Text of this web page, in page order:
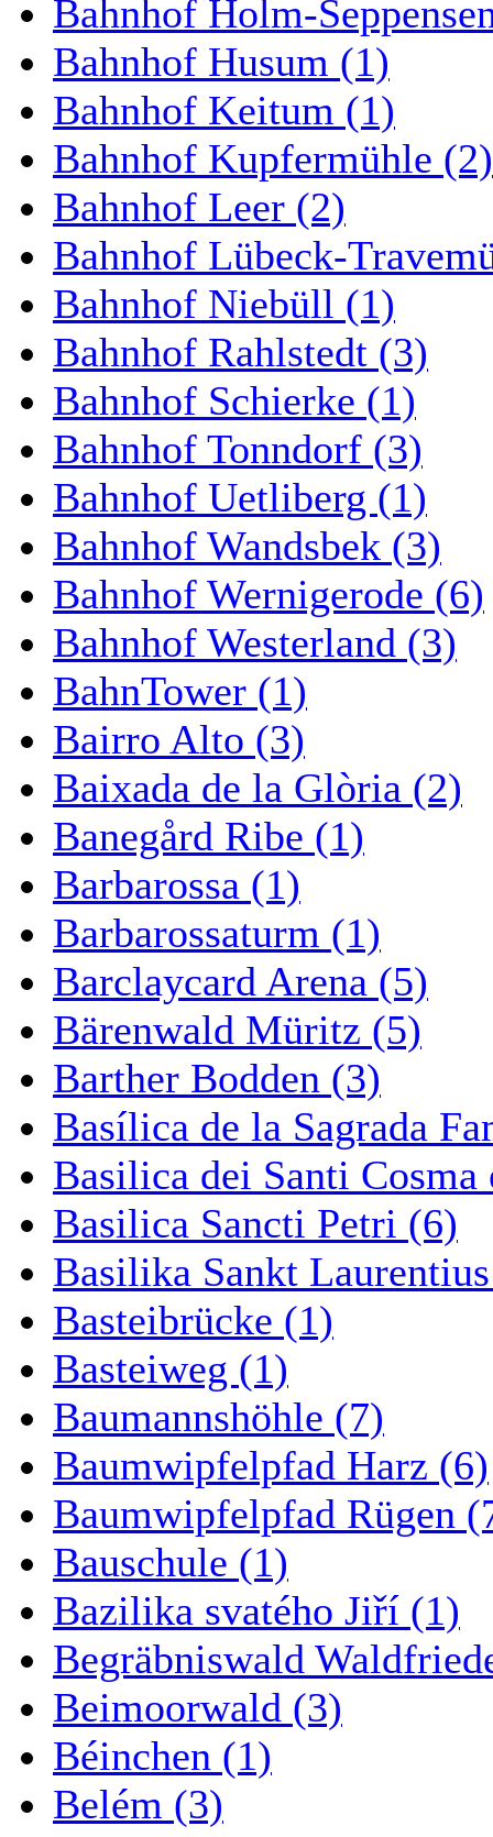
Bahnhof Holm-
Bahnhof Husum (1)
Bahnhof Keitum (1)
Bahnhof Kupfermühle (2)
Bahnhof Leer (2)
Bahnhof Lübeck-
Bahnhof Niebüll (1)
Bahnhof Rahlstedt (3)
Bahnhof Schierke (1)
Bahnhof Tonndorf (3)
Bahnhof Uetliberg (1)
Bahnhof Wandsbek (3)
Bahnhof Wernigerode (6)
Bahnhof Westerland (3)
BahnTower (1)
Bairro Alto (3)
Baixada de la Glòria (2)
Banegård Ribe (1)
Barbarossa (1)
Barbarossaturm (1)
Barclaycard Arena (5)
Bärenwald Müritz (5)
Barther Bodden (3)
Basílica de la Sagrada
Basilica dei Santi
Basilica Sancti Petri (6)
Basilika Sankt
Basteibrücke (1)
Basteiweg (1)
Baumannshöhle (7)
Baumwipfelpfad Harz (6)
Baumwipfelpfad Rügen
Bauschule (1)
Bazilika svatého Jiří (1)
Begräbniswald
Beimoorwald (3)
Béinchen (1)
Belém (3)